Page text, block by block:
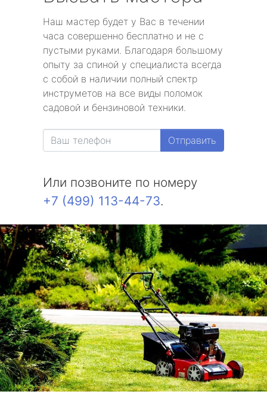
Наш мастер будет у Вас в течении
часа совершенно бесплатно и не с
пустыми руками. Благодаря большому
опыту за спиной у специалиста всегда
с собой в наличии полный спектр
инструметов на все виды поломок
садовой и бензиновой техники.
Отправить
Или позвоните по номеру
+7 (499) 113-44-73.